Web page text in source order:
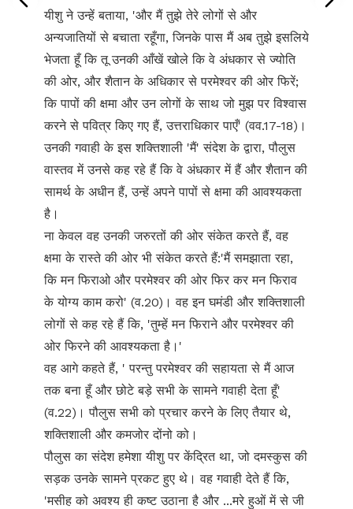
यीशु ने उन्हें बताया, 'और मैं तुझे तेरे लोगों से और
अन्यजातियों से बचाता रहूँगा, जिनके पास मैं अब तुझे इसलिये
भेजता हूँ कि तू उनकी आँखें खोले कि वे अंधकार से ज्योति
की ओर, और शैतान के अधिकार से परमेश्वर की ओर फिरें;
कि पापों की क्षमा और उन लोगों के साथ जो मुझ पर विश्वास
करने से पवित्र किए गए हैं, उत्तराधिकार पाएँ' (वव.17-18)।
उनकी गवाही के इस शक्तिशाली 'मैं' संदेश के द्वारा, पौलुस
वास्तव में उनसे कह रहे हैं कि वे अंधकार में हैं और शैतान की
सामर्थ के अधीन हैं, उन्हें अपने पापों से क्षमा की आवश्यकता
है।
ना केवल वह उनकी जरुरतों की ओर संकेत करते हैं, वह
क्षमा के रास्ते की ओर भी संकेत करते हैं:'मैं समझाता रहा,
कि मन फिराओ और परमेश्वर की ओर फिर कर मन फिराव
के योग्य काम करो' (व.20)। वह इन घमंडी और शक्तिशाली
लोगों से कह रहे हैं कि, 'तुम्हें मन फिराने और परमेश्वर की
ओर फिरने की आवश्यकता है।'
वह आगे कहते हैं, ' परन्तु परमेश्वर की सहायता से मैं आज
तक बना हूँ और छोटे बड़े सभी के सामने गवाही देता हूँ'
(व.22)। पौलुस सभी को प्रचार करने के लिए तैयार थे,
शक्तिशाली और कमजोर दोंनो को।
पौलुस का संदेश हमेशा यीशु पर केंद्रित था, जो दमस्कुस की
सड़क उनके सामने प्रकट हुए थे। वह गवाही देते हैं कि,
'मसीह को अवश्य ही कष्ट उठाना है और ...मरे हुओं में से जी